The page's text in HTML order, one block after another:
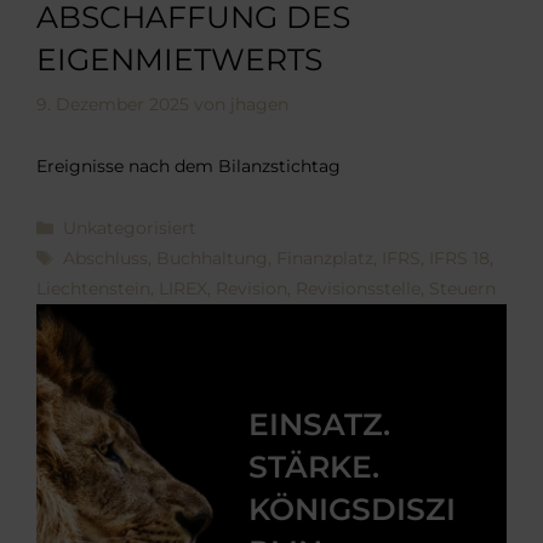
ABSCHAFFUNG DES
EIGENMIETWERTS
9. Dezember 2025 von jhagen
Ereignisse nach dem Bilanzstichtag
Kategorien
Unkategorisiert
Schlagwörter
Abschluss , Buchhaltung, Finanzplatz, IFRS, IFRS 18,
Liechtenstein, LIREX, Revision, Revisionsstelle, Steuern
EINSATZ.
STÄRKE.
KÖNIGSDISZI